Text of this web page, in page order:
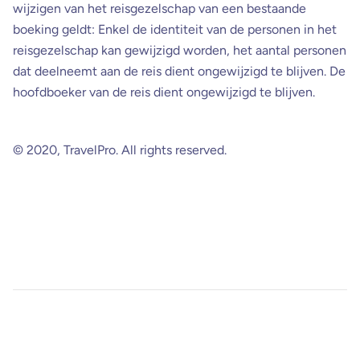
wijzigen van het reisgezelschap van een bestaande
boeking geldt: Enkel de identiteit van de personen in het
reisgezelschap kan gewijzigd worden, het aantal personen
dat deelneemt aan de reis dient ongewijzigd te blijven. De
hoofdboeker van de reis dient ongewijzigd te blijven.
©️ 2020, TravelPro. All rights reserved.